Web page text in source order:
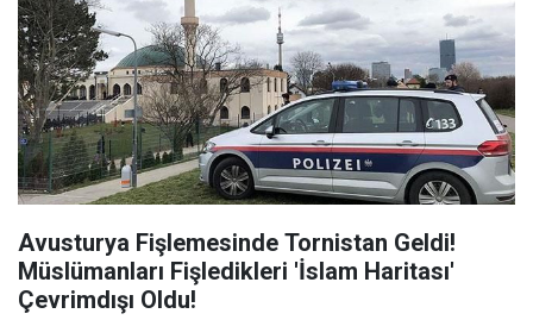
Avusturya Fişlemesinde Tornistan Geldi!
Müslümanları Fişledikleri 'İslam Haritası'
Çevrimdışı Oldu!